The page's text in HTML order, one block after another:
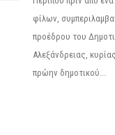
φίλων,
προέδρου του
Αλεξάνδρειας,
πρώην δημοτικού...